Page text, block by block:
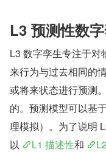
L3 预测性数
L3 数字孪生专注于对
来行为与过去相同的
或将来状态进行预测
的。预测模型可以基
理模拟）。为了说明
以
L1 描述性和